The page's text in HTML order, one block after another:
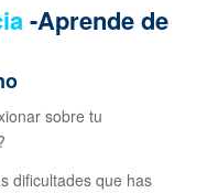
-Aprende de
sobre tu
dificultades que has